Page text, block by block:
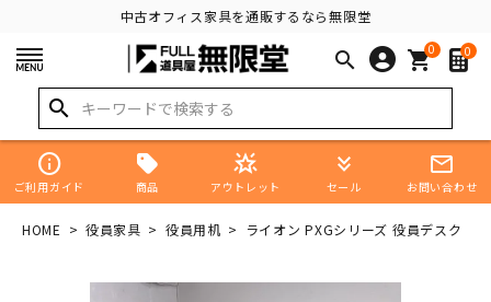
中古オフィス家具を通販するなら無限堂
search 0
shopping_cart 0
search
info
ご利用ガイド 商品
star_shine
アウトレット
keyboard_double_arrow_down
セール
mail_outline
お問い合わせ
HOME 役員家具 役員用机 ライオン PXGシリーズ 役員デスク